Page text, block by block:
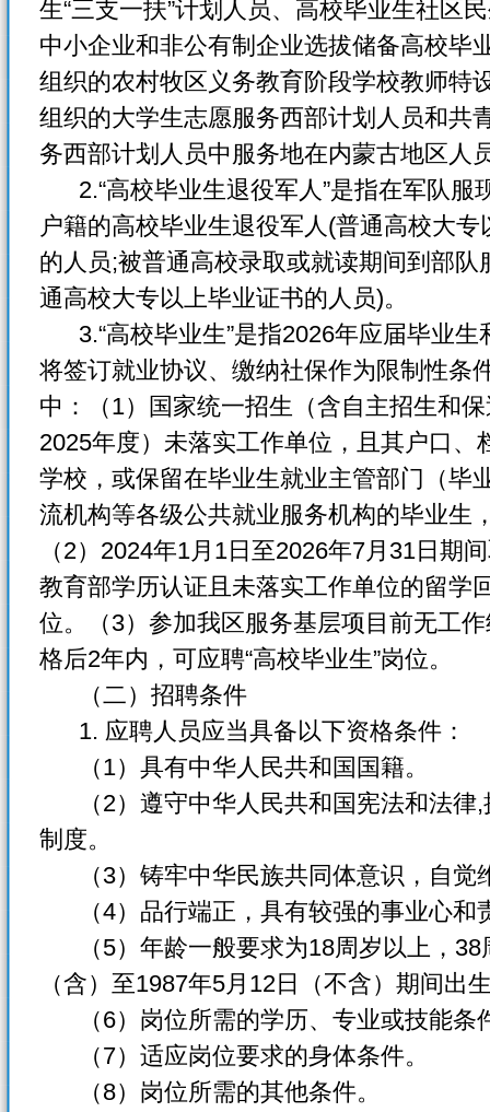
生“三支一扶”计划人员、高校毕业生社区
中小企业和非公有制企业选拔储备高校毕
组织的农村牧区义务教育阶段学校教师特
组织的大学生志愿服务西部计划人员和共
务西部计划人员中服务地在内蒙古地区
2.“高校毕业生退役军人”是指在军队服
户籍的高校毕业生退役军人(普通高校大
的人员;被普通高校录取或就读期间到部
通高校大专以上毕业证书的人员)。
3.“高校毕业生”是指2026年应届毕业生
将签订就业协议、缴纳社保作为限制性条
中：（1）国家统一招生（含自主招生和
2025年度）未落实工作单位，且其户口
学校，或保留在毕业生就业主管部门（毕
流机构等各级公共就业服务机构的毕业生
（2）2024年1月1日至2026年7月31日期
教育部学历认证且未落实工作单位的留学
位。（3）参加我区服务基层项目前无工
格后2年内，可应聘“高校毕业生”岗位。
（二）招聘条件
1. 应聘人员应当具备以下资格条件：
（1）具有中华人民共和国国籍。
（2）遵守中华人民共和国宪法和法律,
制度。
（3）铸牢中华民族共同体意识，自觉
（4）品行端正，具有较强的事业心和
（5）年龄一般要求为18周岁以上，38
（含）至1987年5月12日（不含）期间出
（6）岗位所需的学历、专业或技能条
（7）适应岗位要求的身体条件。
（8）岗位所需的其他条件。